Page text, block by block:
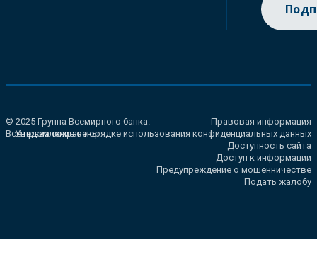
© 2025 Группа Всемирного банка.
Все права сохранены.
Правовая информация
Уведомление о порядке использования конфиденциальных данных
Доступность сайта
Доступ к информации
Предупреждение о мошенничестве
Подать жалобу